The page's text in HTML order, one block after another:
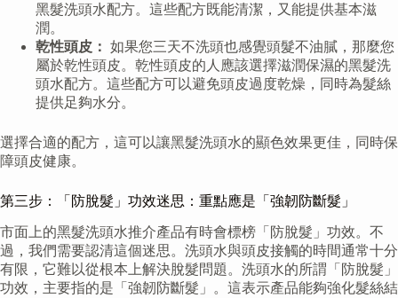
黑髮洗頭水配方。這些配方既能清潔，又能提供基本滋
潤。
乾性頭皮： 如果您三天不洗頭也感覺頭髮不油膩，那麼您
屬於乾性頭皮。乾性頭皮的人應該選擇滋潤保濕的黑髮洗
頭水配方。這些配方可以避免頭皮過度乾燥，同時為髮絲
提供足夠水分。
選擇合適的配方，這可以讓黑髮洗頭水的顯色效果更佳，同時保
障頭皮健康。
第三步：「防脫髮」功效迷思：重點應是「強韌防斷髮」
市面上的黑髮洗頭水推介產品有時會標榜「防脫髮」功效。不
過，我們需要認清這個迷思。洗頭水與頭皮接觸的時間通常十分
有限，它難以從根本上解決脫髮問題。洗頭水的所謂「防脫髮」
功效，主要指的是「強韌防斷髮」。這表示產品能夠強化髮絲結